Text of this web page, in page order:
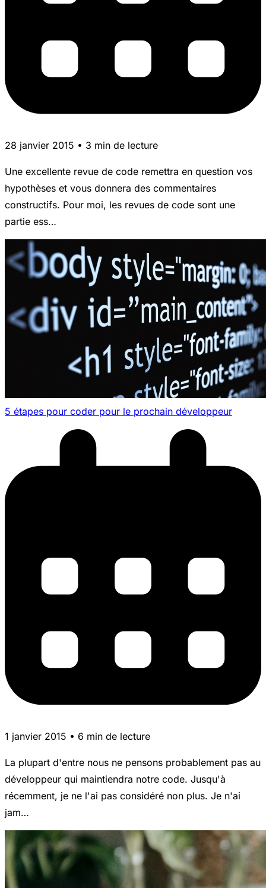
28 janvier 2015 • 3 min de lecture
Une excellente revue de code remettra en question vos
hypothèses et vous donnera des commentaires
constructifs. Pour moi, les revues de code sont une
partie ess…
5 étapes pour coder pour le prochain développeur
1 janvier 2015 • 6 min de lecture
La plupart d'entre nous ne pensons probablement pas au
développeur qui maintiendra notre code. Jusqu'à
récemment, je ne l'ai pas considéré non plus. Je n'ai
jam…